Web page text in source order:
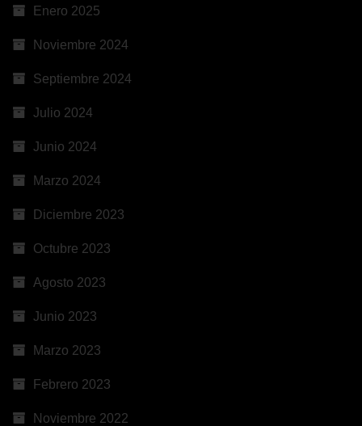
Enero 2025
Noviembre 2024
Septiembre 2024
Julio 2024
Junio 2024
Marzo 2024
Diciembre 2023
Octubre 2023
Agosto 2023
Junio 2023
Marzo 2023
Febrero 2023
Noviembre 2022